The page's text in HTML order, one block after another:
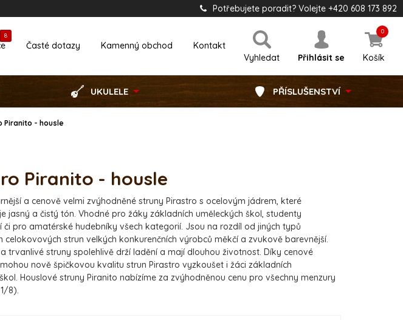
Potřebujete poradit? Volejte +420 608 173 892
Vyhledat Přihlásit se Košík
0
8
Časté dotazy Kamenný obchod Kontakt
UKULELE PŘÍSLUŠENSTVÍ
Piranito - housle
Piranito - housle
a cenově velmi zvýhodněné struny Pirastro s ocelovým jádrem, které
jasný a čistý tón. Vhodné pro žáky základních uměleckých škol, studenty
pro amatérské hudebníky všech kategorií. Jsou na rozdíl od jiných typů
celokovových strun velkých konkurenčních výrobců měkčí a zvukově barevnější.
trvanlivé struny spolehlivě drží ladění a mají dlouhou životnost. Díky cenové
nově špičkovou kvalitu strun Pirastro vyzkoušet i žáci základních
Houslové struny Piranito nabízíme za zvýhodněnou cenu pro všechny menzury
8).